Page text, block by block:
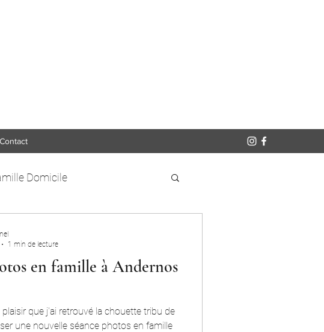
Contact
Domicile
en famille à Andernos
que j'ai retrouvé la chouette tribu de
une nouvelle séance photos en famille
1 min de lecture